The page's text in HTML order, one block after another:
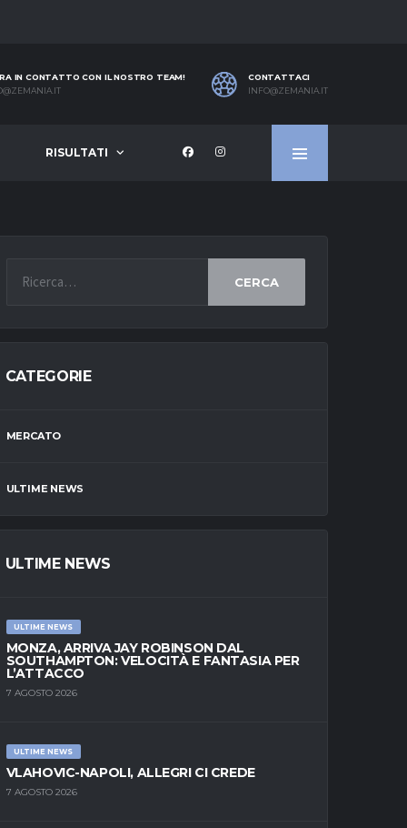
IN CONTATTO CON IL NOSTRO TEAM!
CONTATTACI
INFO@ZEMANIA.IT
RISULTATI
CERCA
CATEGORIE
MERCATO
ULTIME NEWS
ULTIME NEWS
ULTIME NEWS
MONZA, ARRIVA JAY ROBINSON DAL
SOUTHAMPTON: VELOCITÀ E FANTASIA PER
L’ATTACCO
7 AGOSTO 2026
ULTIME NEWS
VLAHOVIC-NAPOLI, ALLEGRI CI CREDE
7 AGOSTO 2026